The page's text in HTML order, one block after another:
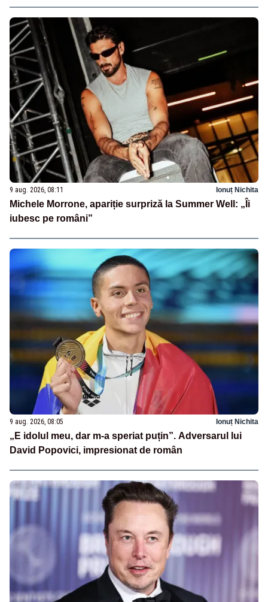
9 aug. 2026, 08:11 Ionuț Nichita
Michele Morrone, apariție surpriză la Summer Well: „Îi
iubesc pe români”
9 aug. 2026, 08:05 Ionuț Nichita
„E idolul meu, dar m-a speriat puțin”. Adversarul lui
David Popovici, impresionat de român